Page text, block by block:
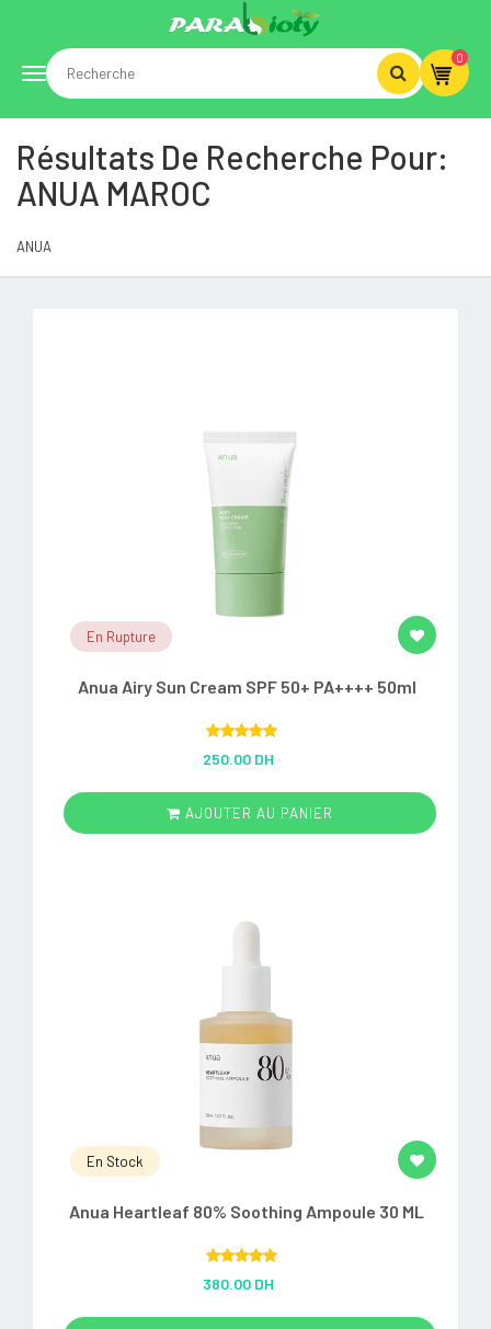
Toggle
navigation
0
Résultats De Recherche Pour:
ANUA MAROC
ANUA
En Rupture
Anua Airy Sun Cream SPF 50+ PA++++ 50ml
out of 5
250.00 DH
AJOUTER AU PANIER
En Stock
Anua Heartleaf 80% Soothing Ampoule 30 ML
out of 5
380.00 DH